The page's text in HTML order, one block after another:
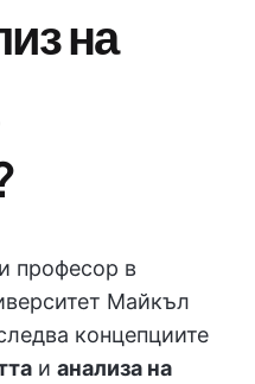
на
професор в
Майкъл
концепциите
и анализа на